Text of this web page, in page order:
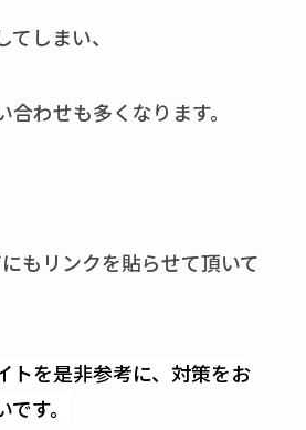
しまい、
わせも多くなります。
もリンクを貼らせて頂いて
トを是非参考に、対策をお
す。